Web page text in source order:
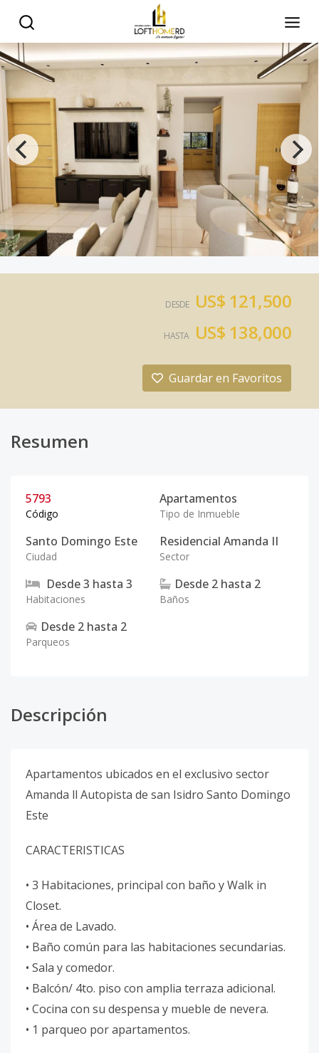
DESDE US$ 121,500
HASTA US$ 138,000
Guardar en Favoritos
Resumen
5793
Código
Apartamentos
Tipo de Inmueble
Santo Domingo Este
Ciudad
Residencial Amanda II
Sector
Desde3 hasta 3
Habitaciones
Desde 2 hasta 2
Baños
Desde 2 hasta 2
Parqueos
Descripción
Apartamentos ubicados en el exclusivo sector
Amanda ll Autopista de san Isidro Santo Domingo
Este
CARACTERISTICAS
• 3 Habitaciones, principal con baño y Walk in
Closet.
• Área de Lavado.
• Baño común para las habitaciones secundarias.
• Sala y comedor.
• Balcón/ 4to. piso con amplia terraza adicional.
• Cocina con su despensa y mueble de nevera.
• 1 parqueo por apartamentos.